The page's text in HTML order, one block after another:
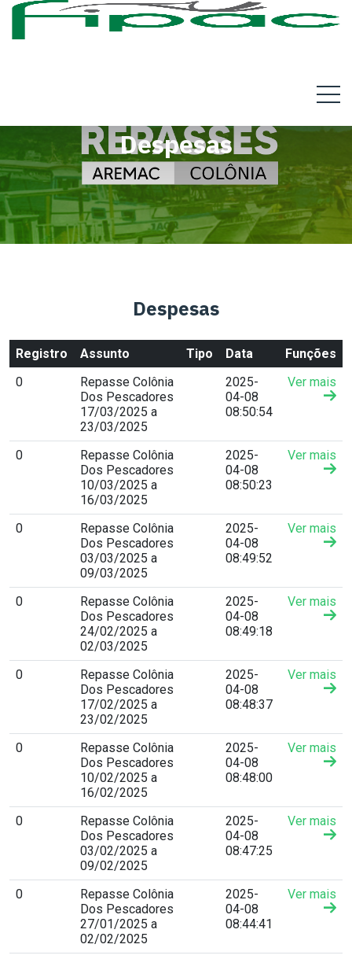
Despesas
Despesas
Registro Assunto Tipo Data
Funções
0
Repasse Colônia
Dos Pescadores
17/03/2025 a
23/03/2025
2025-
04-08
08:50:54
Ver mais
0
Repasse Colônia
Dos Pescadores
10/03/2025 a
16/03/2025
2025-
04-08
08:50:23
Ver mais
0
Repasse Colônia
Dos Pescadores
03/03/2025 a
09/03/2025
2025-
04-08
08:49:52
Ver mais
0
Repasse Colônia
Dos Pescadores
24/02/2025 a
02/03/2025
2025-
04-08
08:49:18
Ver mais
0
Repasse Colônia
Dos Pescadores
17/02/2025 a
23/02/2025
2025-
04-08
08:48:37
Ver mais
0
Repasse Colônia
Dos Pescadores
10/02/2025 a
16/02/2025
2025-
04-08
08:48:00
Ver mais
0
Repasse Colônia
Dos Pescadores
03/02/2025 a
09/02/2025
2025-
04-08
08:47:25
Ver mais
0
Repasse Colônia
Dos Pescadores
27/01/2025 a
02/02/2025
2025-
04-08
08:44:41
Ver mais